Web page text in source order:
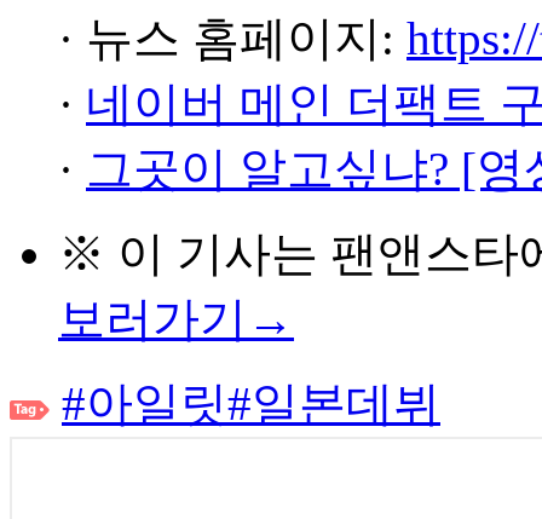
· 뉴스 홈페이지:
· 네이버 메인 더팩트
· 그곳이 알고싶냐? [
※ 이 기사는 팬앤스타
보러가기→
#아일릿#일본데뷔